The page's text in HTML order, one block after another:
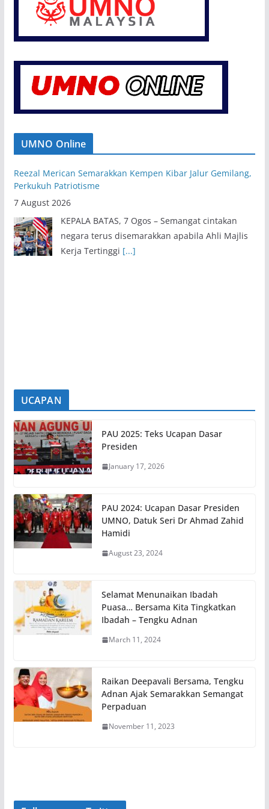
penubuhan tersebut,
UMNO Online
Reezal Merican Semarakkan Kempen Kibar Jalur Gemilang,
Perkukuh Patriotisme
7 August 2026
KEPALA BATAS, 7 Ogos – Semangat cintakan
negara terus disemarakkan apabila Ahli Majlis
Kerja Tertinggi [...]
UCAPAN
PAU 2025: Teks Ucapan Dasar
Presiden
January 17, 2026
PAU 2024: Ucapan Dasar Presiden
UMNO, Datuk Seri Dr Ahmad Zahid
Hamidi
August 23, 2024
Selamat Menunaikan Ibadah
Puasa… Bersama Kita Tingkatkan
Ibadah – Tengku Adnan
March 11, 2024
Raikan Deepavali Bersama, Tengku
Adnan Ajak Semarakkan Semangat
Perpaduan
November 11, 2023